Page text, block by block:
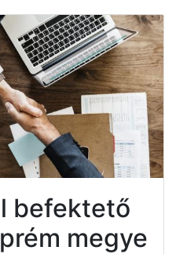
befektető
megye